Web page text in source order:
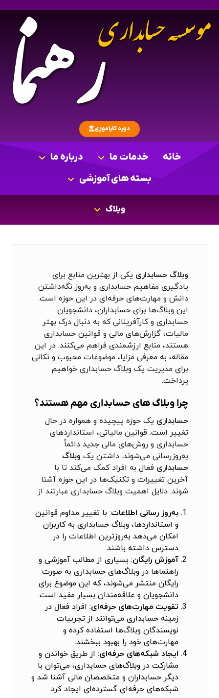
دوره کارآموزی
خانه خدمات ما
درباره ما
بسته های آموزشی
وبلاگ
وبلاگ حسابداری یکی از بهترین منابع برای
یادگیری مفاهیم حسابداری و به‌روز نگه‌داشتن
دانش و مهارت‌های حرفه‌ای در این حوزه است.
این وبلاگ‌ها برای حسابداران، دانشجویان
حسابداری و کارآفرینانی که به دنبال درک بهتر
مالیات، گزارش‌های مالی و قوانین حسابداری
هستند، منابع ارزشمندی فراهم می‌کنند. در این
مقاله، به معرفی مزایا، موضوعات محبوب و نکاتی
برای مدیریت یک وبلاگ حسابداری خواهیم
پرداخت.
چرا وبلاگ های حسابداری مهم هستند؟
حسابداری یک حوزه پیچیده و همواره در حال
تغییر است. قوانین مالیاتی، استانداردهای
حسابداری و روش‌های مالی جدید دائماً
به‌روزرسانی می‌شوند. داشتن یک وبلاگ
حسابداری فعال به افراد کمک می‌کند تا با
آخرین تغییرات و تکنیک‌ها در این حوزه آشنا
شوند. دلایل اهمیت وبلاگ حسابداری عبارتند از:
به‌روز رسانی اطلاعات: با تغییر مداوم قوانین
و استانداردها، وبلاگ حسابداری به کاربران
امکان می‌دهد به‌روزترین اطلاعات را در
دسترس داشته باشند.
آموزش رایگان: بسیاری از مطالب آموزشی و
راهنماها در وبلاگ‌های حسابداری به صورت
رایگان منتشر می‌شوند، که این موضوع برای
دانشجویان و علاقه‌مندان بسیار مفید است.
تقویت مهارت‌های حرفه‌ای: افراد فعال در
زمینه حسابداری می‌توانند از تجربیات
نویسندگان وبلاگ‌ها استفاده کرده و
مهارت‌های خود را بهبود ببخشند.
ایجاد شبکه‌های حرفه‌ای: از طریق خواندن و
مشارکت در وبلاگ‌های حسابداری، می‌توان با
دیگر حسابداران و متخصصان مالی آشنا شد و
شبکه‌های حرفه‌ای گسترده‌ای ایجاد کرد.